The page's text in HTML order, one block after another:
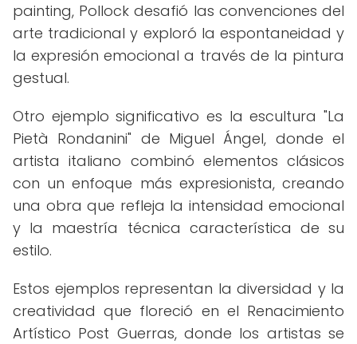
painting, Pollock desafió las convenciones del
arte tradicional y exploró la espontaneidad y
la expresión emocional a través de la pintura
gestual.
Otro ejemplo significativo es la escultura "La
Pietà Rondanini" de Miguel Ángel, donde el
artista italiano combinó elementos clásicos
con un enfoque más expresionista, creando
una obra que refleja la intensidad emocional
y la maestría técnica característica de su
estilo.
Estos ejemplos representan la diversidad y la
creatividad que floreció en el Renacimiento
Artístico Post Guerras, donde los artistas se